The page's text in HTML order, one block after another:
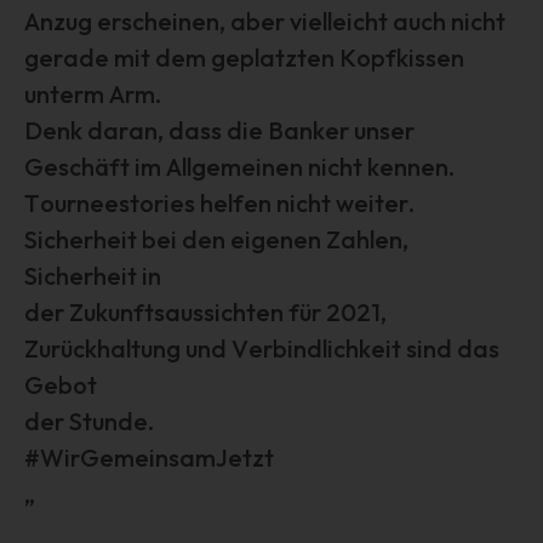
Anzug erscheinen, aber vielleicht auch nicht
gerade mit dem geplatzten Kopfkissen
unterm Arm.
Denk daran, dass die Banker unser
Geschäft im Allgemeinen nicht kennen.
Tourneestories helfen nicht weiter.
Sicherheit bei den eigenen Zahlen,
Sicherheit in
der Zukunftsaussichten für 2021,
Zurückhaltung und Verbindlichkeit sind das
Gebot
der Stunde.
#WirGemeinsamJetzt
„
Verarbeitung von personenbezogenen Daten entscheidet.
Sind die Zwecke und Mittel dieser Verarbeitung durch das
Unionsrecht oder das Recht der Mitgliedstaaten
vorgegeben, so kann der Verantwortliche
beziehungsweise können die bestimmten Kriterien seiner
Benennung nach dem Unionsrecht oder dem Recht der
Mitgliedstaaten vorgesehen werden.
h) Auftragsverarbeiter
Auftragsverarbeiter ist eine natürliche oder juristische
Person, Behörde, Einrichtung oder andere Stelle, die
personenbezogene Daten im Auftrag des
i) Empfänger
Empfänger ist eine natürliche oder juristische Person,
Behörde, Einrichtung oder andere Stelle, der
personenbezogene Daten offengelegt werden,